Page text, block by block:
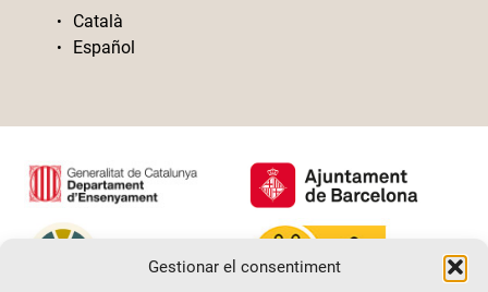
Gestionar el consentiment
Català
Español